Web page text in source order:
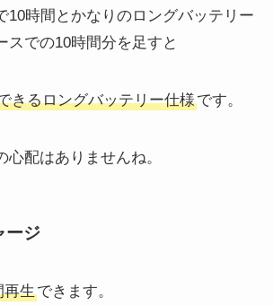
10時間とかなりのロングバッテリー
スでの10時間分を足すと
きるロングバッテリー仕様です。
配はありませんね。
ージ
再生できます。